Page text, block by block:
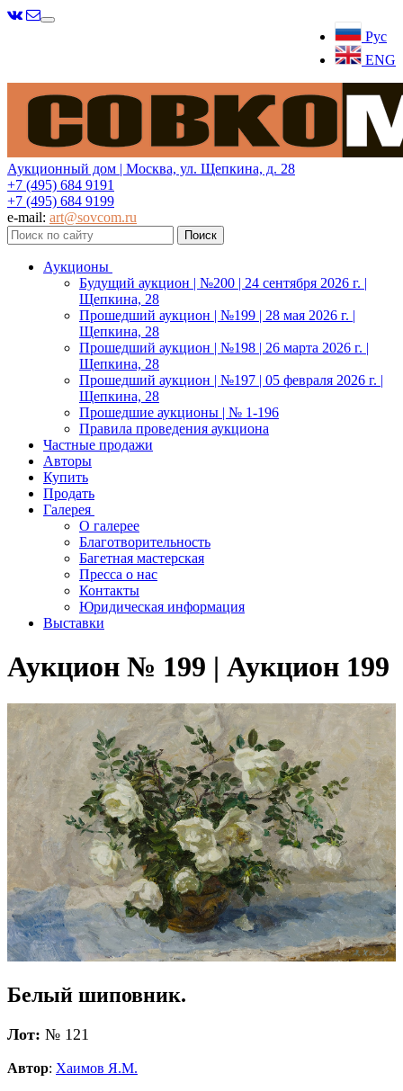
Рус
ENG
Меню
Аукционный дом | Москва, ул. Щепкина, д. 28
+7 (495) 684 9191
+7 (495) 684 9199
e-mail: art@sovcom.ru
Аукционы
Будущий аукцион | №200 | 24 сентября 2026 г. |
Щепкина, 28
Прошедший аукцион | №199 | 28 мая 2026 г. |
Щепкина, 28
Прошедший аукцион | №198 | 26 марта 2026 г. |
Щепкина, 28
Прошедший аукцион | №197 | 05 февраля 2026 г. |
Щепкина, 28
Прошедшие аукционы | № 1-196
Правила проведения аукциона
Частные продажи
Авторы
Купить
Продать
Галерея
О галерее
Благотворительность
Багетная мастерская
Пресса о нас
Контакты
Юридическая информация
Выставки
Аукцион № 199 | Аукцион 199
Белый шиповник.
Лот: № 121
Автор: Хаимов Я.М.